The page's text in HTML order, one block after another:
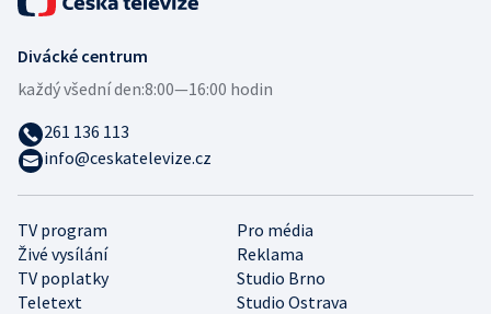
TV program
Pro média
Živé vysílání
Reklama
TV poplatky
Studio Brno
Teletext
Studio Ostrava
Divácké centrum
každý všední den:8:00—16:00 hodin
261 136 113
info@ceskatelevize.cz